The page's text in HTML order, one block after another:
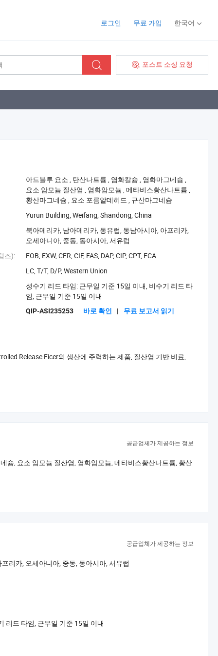
로그인 무료 가입 한국어
포스트 소싱 요청
‪아드블루 요소‬ , ‪탄산나트륨‬ , ‪염화칼슘‬ , ‪염화마그네슘‬ ,
요소 암모늄 질산염‬ , ‪염화암모늄‬ ,‪메타비스황산나트륨‬ ,
황산마그네슘‬ , ‪요소 포름알데히드‬ , ‪규산마그네슘‬
Yurun Building, Weifang, Shandong, China
북아메리카, 남아메리카, 동유럽, 동남아시아, 아프리카,
오세아니아, 중동, 동아시아, 서유럽
즈):
FOB, EXW, CFR, CIF, FAS, DAP, CIP, CPT, FCA
LC, T/T, D/P, Western Union
성수기 리드 타임: 근무일 기준 15일 이내, 비수기 리드 타
임, 근무일 기준 15일 이내
QIP-ASI235253 바로 확인 | 무료 보고서 읽기
Release Ficer의 생산에 주력하는 제품, 질산염 기반 비료,
공급업체가 제공하는 정보
슘, 요소 암모늄 질산염, 염화암모늄, 메타비스황산나트륨, 황산
공급업체가 제공하는 정보
리카, 오세아니아, 중동, 동아시아, 서유럽
리드 타임, 근무일 기준 15일 이내